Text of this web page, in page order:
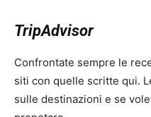
TripAdvisor
Confrontate sempre le
siti con quelle scritte qui.
sulle destinazioni e se